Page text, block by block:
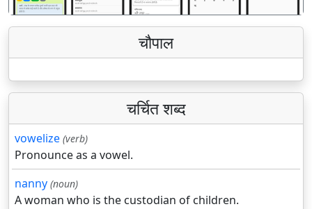
चौपाल
चर्चित शब्द
vowelize (verb)
Pronounce as a vowel.
nanny (noun)
A woman who is the custodian of children.